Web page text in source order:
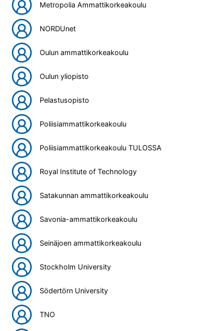
Metropolia Ammattikorkeakoulu
NORDUnet
Oulun ammattikorkeakoulu
Oulun yliopisto
Pelastusopisto
Poliisiammattikorkeakoulu
Poliisiammattikorkeakoulu TULOSSA
Royal Institute of Technology
Satakunnan ammattikorkeakoulu
Savonia-ammattikorkeakoulu
Seinäjoen ammattikorkeakoulu
Stockholm University
Södertörn University
TNO